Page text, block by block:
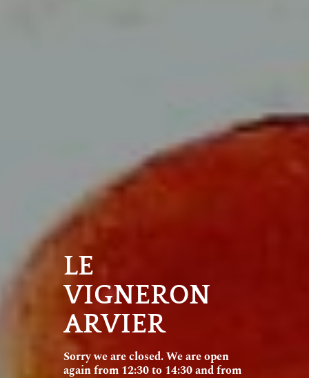
LE
VIGNERON
ARVIER
Sorry we are closed. We are open
again from 12:30 to 14:30 and from